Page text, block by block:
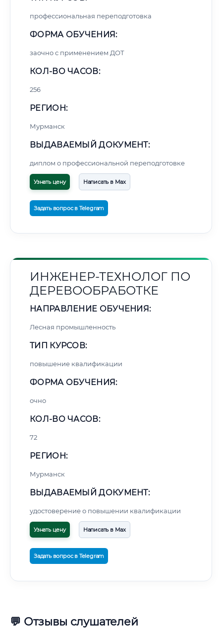
профессиональная переподготовка
ФОРМА ОБУЧЕНИЯ:
заочно с применением ДОТ
КОЛ-ВО ЧАСОВ:
256
РЕГИОН:
Мурманск
ВЫДАВАЕМЫЙ ДОКУМЕНТ:
диплом о профессиональной переподготовке
Узнать цену Написать в Max
Задать вопрос в Telegram
ИНЖЕНЕР-ТЕХНОЛОГ ПО
ДЕРЕВООБРАБОТКЕ
НАПРАВЛЕНИЕ ОБУЧЕНИЯ:
Лесная промышленность
ТИП КУРСОВ:
повышение квалификации
ФОРМА ОБУЧЕНИЯ:
очно
КОЛ-ВО ЧАСОВ:
72
РЕГИОН:
Мурманск
ВЫДАВАЕМЫЙ ДОКУМЕНТ:
удостоверение о повышении квалификации
Узнать цену Написать в Max
Задать вопрос в Telegram
💬 Отзывы слушателей